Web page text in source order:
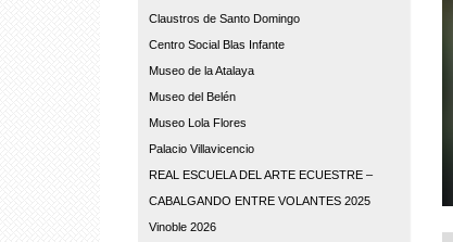
Claustros de Santo Domingo
Centro Social Blas Infante
Museo de la Atalaya
Museo del Belén
Museo Lola Flores
Palacio Villavicencio
REAL ESCUELA DEL ARTE ECUESTRE –
CABALGANDO ENTRE VOLANTES 2025
Vinoble 2026